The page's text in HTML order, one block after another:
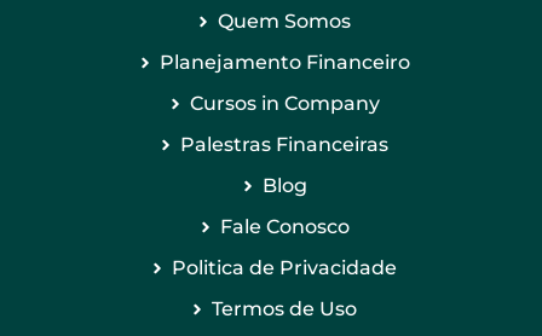
Quem Somos
Planejamento Financeiro
Cursos in Company
Palestras Financeiras
Blog
Fale Conosco
Politica de Privacidade
Termos de Uso